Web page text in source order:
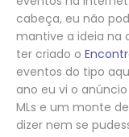
cabeça, eu não
mantive a ideia na
ter criado o
eventos do tipo
ano eu vi o
MLs e um monte
dizer nem se